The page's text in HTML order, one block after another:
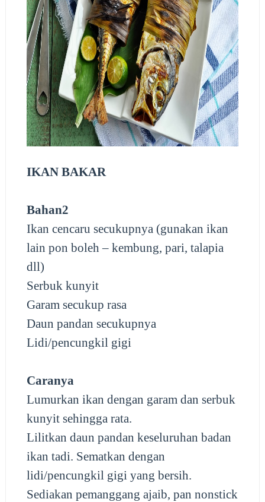
IKAN BAKAR
Bahan2
Ikan cencaru secukupnya (gunakan ikan
lain pon boleh – kembung, pari, talapia
dll)
Serbuk kunyit
Garam secukup rasa
Daun pandan secukupnya
Lidi/pencungkil gigi
Caranya
Lumurkan ikan dengan garam dan serbuk
kunyit sehingga rata.
Lilitkan daun pandan keseluruhan badan
ikan tadi. Sematkan dengan
lidi/pencungkil gigi yang bersih.
Sediakan pemanggang ajaib, pan nonstick